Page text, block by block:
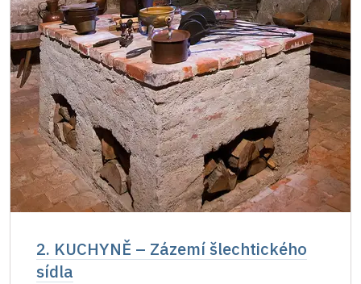
2. KUCHYNĚ – Zázemí šlechtického
sídla